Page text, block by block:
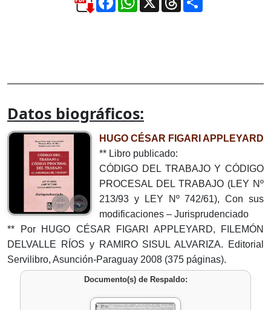
Datos biográficos:
HUGO CÉSAR FIGARI APPLEYARD
** Libro publicado:
CÓDIGO DEL TRABAJO Y CÓDIGO
PROCESAL DEL TRABAJO (LEY Nº
213/93 y LEY Nº 742/61), Con sus
modificaciones – Jurisprudenciado
** Por HUGO CÉSAR FIGARI APPLEYARD, FILEMÓN
DELVALLE RÍOS y RAMIRO SISUL ALVARIZA. Editorial
Servilibro, Asunción-Paraguay 2008 (375 páginas).
Documento(s) de Respaldo: